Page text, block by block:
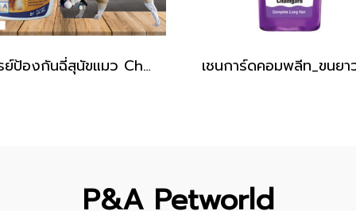
สเปรย์ป้องกันฉี่สุนัขแมว Charming_กลิ่นสมุนไพร / ขนาด330ml.
P&A Petworld